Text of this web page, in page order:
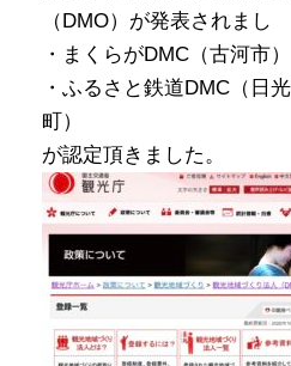
（DMO）が発表されまし
・まくらがDMC（古河市）
・ふるさと鉄道DMC（日
町）
が認定頂きました。